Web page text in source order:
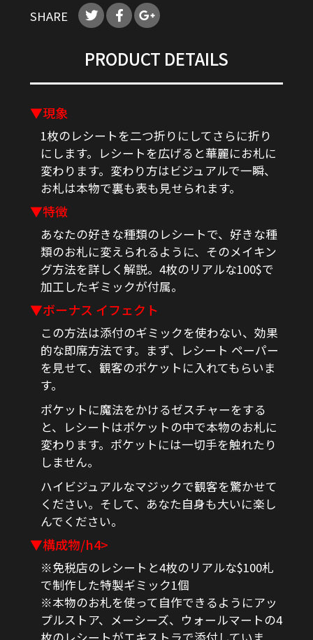
SHARE
PRODUCT DETAILS
▼現象
1枚のレシートを二つ折りにしてさらに折り
にします。レシートを広げると華麗にお札に
変わります。変わり方はビジュアルで一瞬、
お札は本物で裏も表も見せられます。
▼特徴
あなたの好きな種類のレシートで、好きな種
類のお札に変えられるように、そのメイキン
グ方法を詳しく解説。4枚のリアルな100$で
加工したギミックが付属。
▼ボーナス イフェクト
この方法は添付のギミックを使わない、効果
的な即席方法です。まず、レシート ペーパー
を見せて、観客のポケットに入れてもらいま
す。
ポケットに魔法をかけるゼスチャーをする
と、レシートはポケットの中で本物のお札に
変わります。ポケットには一切手を触れたり
しません。
ハイビジュアルなマジックで観客を驚かせて
ください。そして、あなた自身も大いに楽し
んでください。
▼構成物/h4>
※免税店のレシートと4枚のリアルな$100札
で制作した特製ギミック1個
※本物のお札を使って自作できるようにアッ
プルストア、メーシーズ、ウォールマートの4